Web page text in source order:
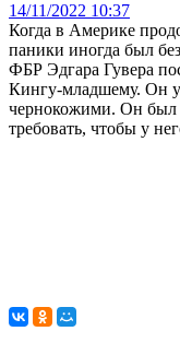
14/11/2022 10:37
Когда в Америке
паники иногда был
ФБР Эдгара Гувера
Кингу-младшему. Он
чернокожими. Он был
требовать, чтобы у